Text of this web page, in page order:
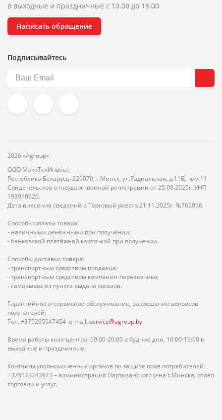
в выходные и праздничные с 10.00 до 18.00
Написать обращение
Подписывайтесь
2026 «Agroup»
ООО МакоТехИнвест,
Республика Беларусь, 220070, г.Минск, ул.Радиальная, д.11Б, пом.11
Свидетельство о государственной регистрации от 25.09.2025г. УНП
193910620.
Дата внесения сведений в Торговый реестр 21.11.2025г. №762056
Способы оплаты товара:
- наличными денежными при получении;
- банковской платёжной карточкой при получении.
Способы доставки товара:
- транспортным средством продавца;
- транспортным средством компании-перевозчика;
- самовывоз из пункта выдача заказов.
Гарантийное и сервисное обслуживание, разрешение вопросов
покупателей:
Тел. +375295547454 e-mail: service@agroup.by
Время работы колл-центра: 09:00-20:00 в будние дни, 10:00-19:00 в
выходные и праздничные.
Контакты уполномоченных органов по защите прав потребителей:
+375173743973 – администрация Партизанского р-на г.Минска, отдел
торговли и услуг.